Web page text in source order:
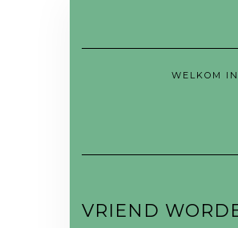
WELKOM
VRIEND